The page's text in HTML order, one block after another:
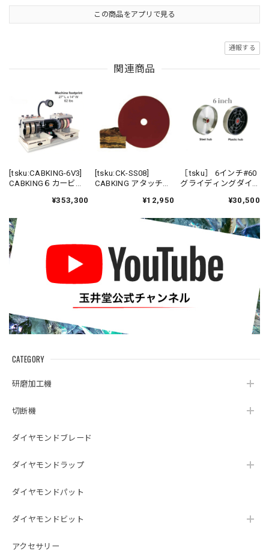
CATEGORY
研磨加工機
切断機
ダイヤモンドブレード
ダイヤモンドラップ
ダイヤモンドパット
ダイヤモンドビット
アクセサリー
この商品をアプリで見る
通報する
関連商品
[tsku:CABKING-6V3]
CABKING６カービン
¥353,300
[tsku:CK-SS08]
CABKING アタッチメ
ドブレード８インチ
¥12,950
［tsku］ 6インチ#60
グライディングダイ
¥30,500